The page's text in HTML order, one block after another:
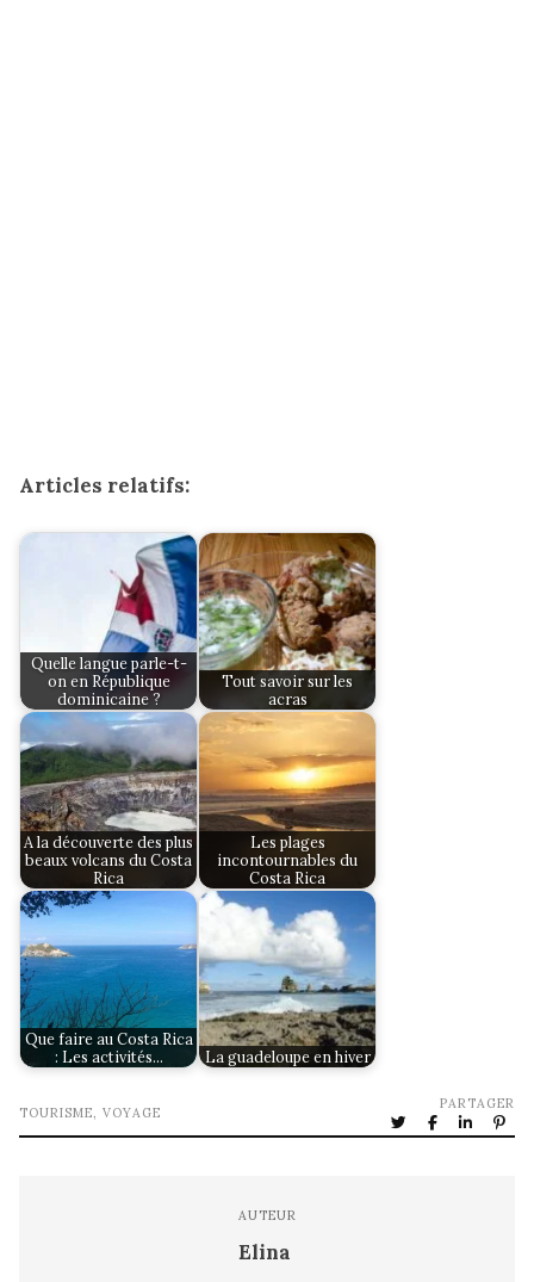
Articles relatifs:
Quelle langue parle-t-
on en République
dominicaine ?
Tout savoir sur les
acras
A la découverte des plus
beaux volcans du Costa
Rica
Les plages
incontournables du
Costa Rica
Que faire au Costa Rica
: Les activités…
La guadeloupe en hiver
TOURISME, VOYAGE
PARTAGER
AUTEUR
Elina